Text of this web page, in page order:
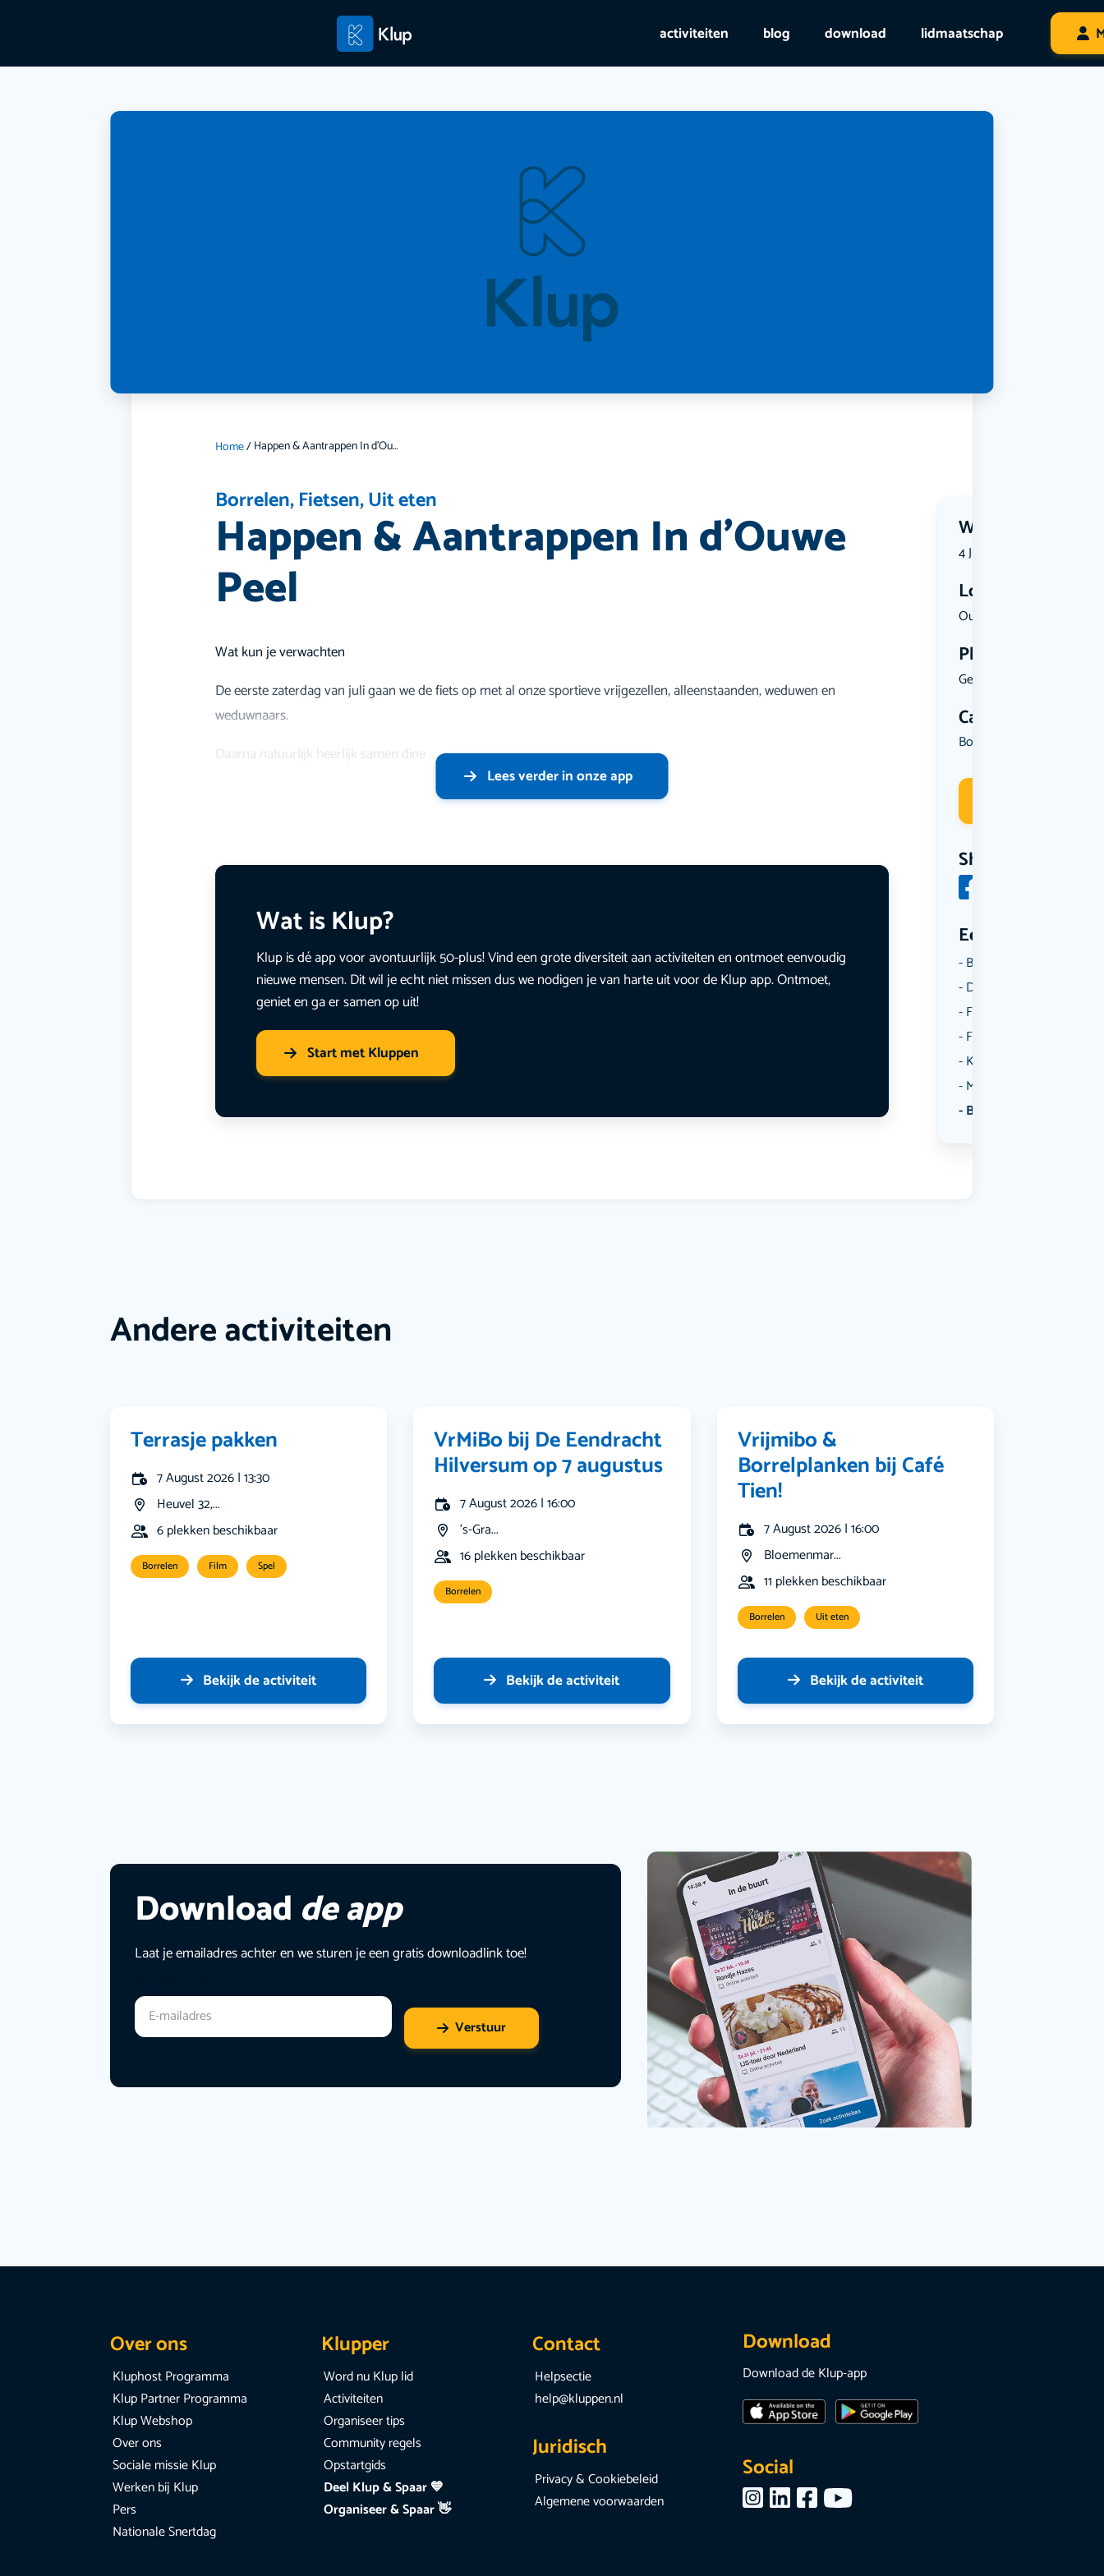
activiteiten blog download lidmaatschap
Home/ Happen & Aantrappen In d’Ouwe Peel
Borrelen,Fietsen,Uit eten
Happen & Aantrappen In d’Ouwe
Peel
Wanneer?
4 July 2026 | 13:00
Locatie
Oude Peels...
Plekken
Geen limiet
Categorie
Borrelen
Share
Een aantal
Borrelen
Dansen
Fietsen
Film
Kunst & Cultuur
Muziek
Bekijk alle categorieën
Wat kun je verwachten
De eerste zaterdag van juli gaan we de fiets op met al onze sportieve vrijgezellen, alleenstaanden, weduwen en
weduwnaars.
Daarna natuurlijk heerlijk samen dine
Lees verder in onze app
Wat is Klup?
Klup is dé app voor avontuurlijk 50-plus! Vind een grote diversiteit aan activiteiten en ontmoet eenvoudig
nieuwe mensen. Dit wil je echt niet missen dus we nodigen je van harte uit voor de Klup app. Ontmoet,
geniet en ga er samen op uit!
Start met Kluppen
Andere activiteiten
Terrasje pakken
7 August 2026 | 13:30
Heuvel 32,...
6 plekken beschikbaar
Borrelen Film Spel
Bekijk de activiteit
VrMiBo bij De Eendracht
Hilversum op 7 augustus
7 August 2026 | 16:00
's-Gra...
16 plekken beschikbaar
Borrelen
Bekijk de activiteit
Vrijmibo &
Borrelplanken bij Café
Tien!
7 August 2026 | 16:00
Bloemenmar...
11 plekken beschikbaar
Borrelen Uit eten
Bekijk de activiteit
Download de app
Laat je emailadres achter en we sturen je een gratis downloadlink toe!
Verstuur
Over ons
Kluphost Programma
Klup Partner Programma
Klup Webshop
Over ons
Sociale missie Klup
Werken bij Klup
Pers
Nationale Snertdag
Klupper
Word nu Klup lid
Activiteiten
Organiseer tips
Community regels
Opstartgids
Deel Klup & Spaar 💙
Organiseer & Spaar 👋
Contact
Helpsectie
help@kluppen.nl
Juridisch
Privacy & Cookiebeleid
Algemene voorwaarden
Download
Download de Klup-app
Social